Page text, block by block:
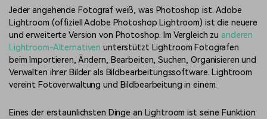
Jeder angehende Fotograf weiß, was Photoshop ist. Adobe
Lightroom (offiziell Adobe Photoshop Lightroom) ist die neuere
und erweiterte Version von Photoshop. Im Vergleich zu anderen
Lightroom-Alternativen unterstützt Lightroom Fotografen
beim Importieren, Ändern, Bearbeiten, Suchen, Organisieren und
Verwalten ihrer Bilder als Bildbearbeitungssoftware. Lightroom
vereint Fotoverwaltung und Bildbearbeitung in einem.
Eines der erstaunlichsten Dinge an Lightroom ist seine Funktion